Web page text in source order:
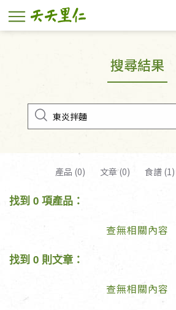
幸福節中獎名單
搜尋結果
產品 (0) 文章 (0) 食譜 (1)
找到 0 項產品：
查無相關內容
找到 0 則文章：
查無相關內容